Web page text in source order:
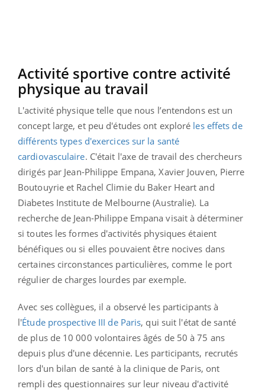
Activité sportive contre activité
physique au travail
L'activité physique telle que nous l’entendons est un
concept large, et peu d'études ont exploré les effets de
différents types d'exercices sur la santé
cardiovasculaire. C'était l'axe de travail des chercheurs
dirigés par Jean-Philippe Empana, Xavier Jouven, Pierre
Boutouyrie et Rachel Climie du Baker Heart and
Diabetes Institute de Melbourne (Australie). La
recherche de Jean-Philippe Empana visait à déterminer
si toutes les formes d'activités physiques étaient
bénéfiques ou si elles pouvaient être nocives dans
certaines circonstances particulières, comme le port
régulier de charges lourdes par exemple.
Avec ses collègues, il a observé les participants à
l'Étude prospective III de Paris, qui suit l'état de santé
de plus de 10 000 volontaires âgés de 50 à 75 ans
depuis plus d'une décennie. Les participants, recrutés
lors d'un bilan de santé à la clinique de Paris, ont
rempli des questionnaires sur leur niveau d'activité